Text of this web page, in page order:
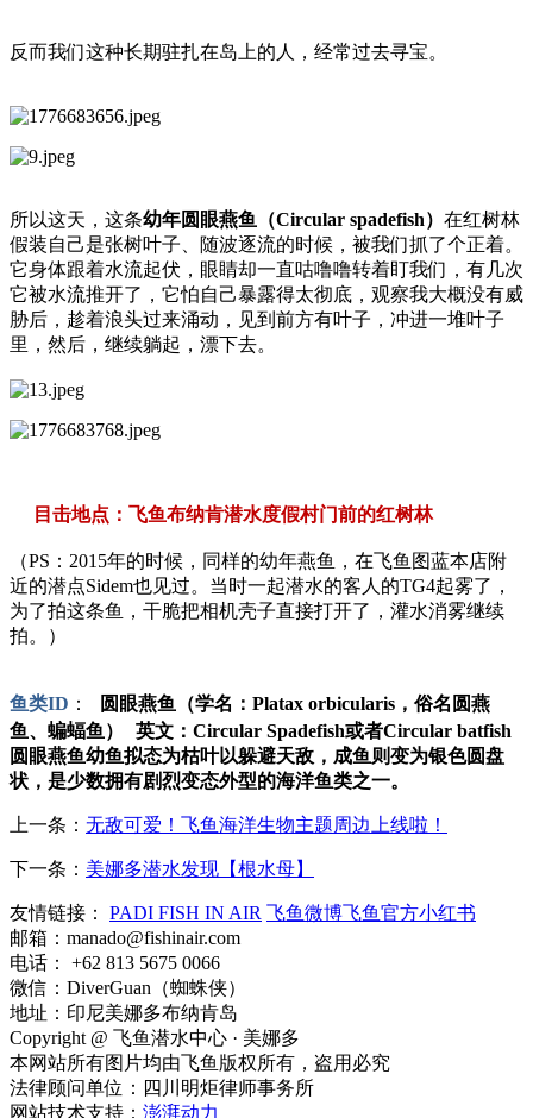
反而我们这种长期驻扎在岛上的人，经常过去寻宝。
所以这天，这条幼年圆眼燕鱼（Circular spadefish） 在红树林
假装自己是张树叶子、随波逐流的时候，被我们抓了个正着。
它身体跟着水流起伏，眼睛却一直咕噜噜转着盯我们，有几次
它被水流推开了，它怕自己暴露得太彻底，观察我大概没有威
胁后，趁着浪头过来涌动，见到前方有叶子，冲进一堆叶子
里，然后，继续躺起，漂下去。
目击地点：飞鱼布纳肯潜水度假村门前的红树林
（PS：2015年的时候，同样的幼年燕鱼，在飞鱼图蓝本店附
近的潜点Sidem也见过。当时一起潜水的客人的TG4起雾了，
为了拍这条鱼，干脆把相机壳子直接打开了，灌水消雾继续
拍。）
鱼类ID ：
圆眼燕鱼（学名：Platax orbicularis，俗名圆燕
鱼、蝙蝠鱼） 英文：Circular Spadefish或者Circular batfish
圆眼燕鱼幼鱼拟态为枯叶以躲避天敌，成鱼则变为银色圆盘
状，是少数拥有剧烈变态外型的海洋鱼类之一。
上一条： 无敌可爱！飞鱼海洋生物主题周边上线啦！
下一条： 美娜多潜水发现【根水母】
友情链接： PADI FISH IN AIR 飞鱼微博飞鱼官方小红书
邮箱：manado@fishinair.com
电话： +62 813 5675 0066
微信：DiverGuan（蜘蛛侠）
地址：印尼美娜多布纳肯岛
Copyright @ 飞鱼潜水中心 · 美娜多
本网站所有图片均由飞鱼版权所有，盗用必究
法律顾问单位：四川明炬律师事务所
网站技术支持： 澎湃动力